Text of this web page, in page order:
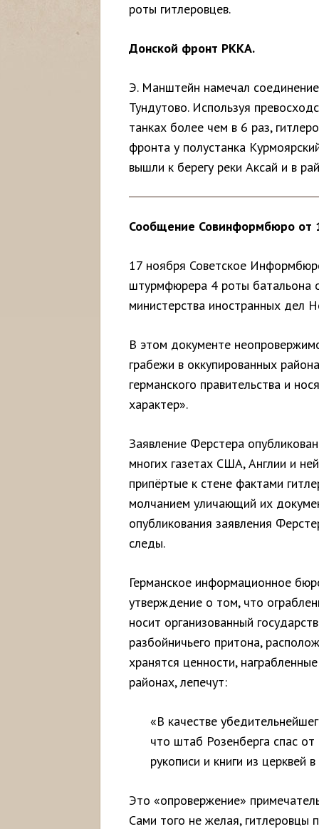
роты гитлеровцев.
Донской фронт РККА.
Э. Манштейн намечал
Тундутово. Используя
танках более чем в 6 раз,
фронта у полустанка
вышли к берегу реки Аксай и в
Сообщение Совинформбюро от
17 ноября Советское
штурмфюрера 4 роты батальона
министерства иностранных дел
В этом документе
грабежи в оккупированных
германского правительства и
характер».
Заявление Ферстера
многих газетах США, Англии и
припёртые к стене фактами
молчанием уличающий их
опубликования заявления
следы.
Германское информационное
утверждение о том, что
носит организованный
разбойничьего притона,
хранятся ценности,
районах, лепечут:
«В качестве
что штаб Розенберга спас
рукописи и книги из церквей
Это «опровержение»
Сами того не желая, гитлеровцы